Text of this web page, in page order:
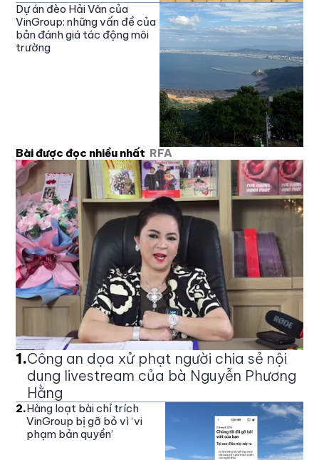
Dự án đèo Hải Vân của
VinGroup: những vấn đề của
bản đánh giá tác động môi
trường
Bài được đọc nhiều nhất RFA
1.Công an dọa xử phạt người chia sẻ nội
dung livestream của bà Nguyễn Phương
Hằng
2.Hàng loạt bài chỉ trích
VinGroup bị gỡ bỏ vì ‘vi
phạm bản quyền’